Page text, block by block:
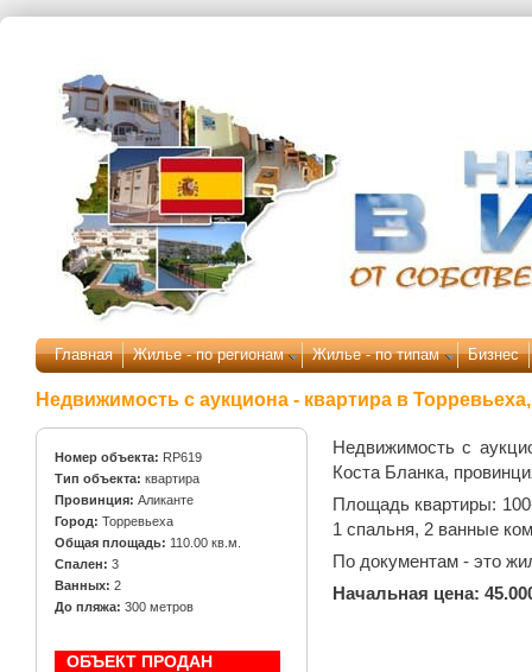
Перейти к основному содержанию
Главная Жилье - по регионам Жилье - по типам Бизнес
Недвижимость с аукциона - квартира в
Номер объекта: RP619
Тип объекта: квартира
Провинция: Аликанте
Город: Торревьеха
Общая площадь: 110.00 кв.м.
Спален: 3
Ванных: 2
До пляжа: 300 метров
ОБЪЕКТ ПРОДАН
Недвижимость с
Коста Бланка,
Площадь квартиры:
1 спальня, 2 ванные
По документам - это
Начальная цена: